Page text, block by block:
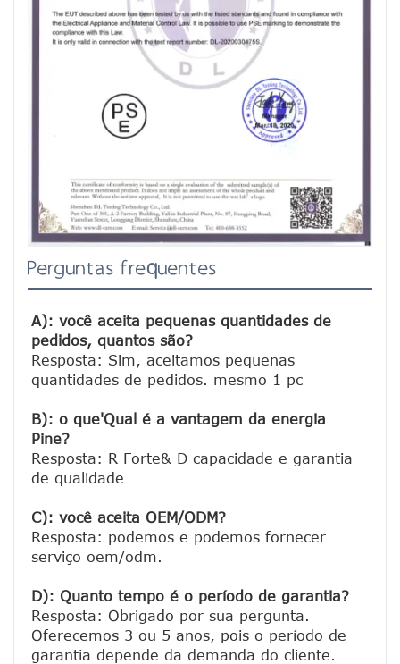
Perguntas frequentes
A): você aceita pequenas quantidades de
pedidos, quantos são?
Resposta: Sim, aceitamos pequenas
quantidades de pedidos. mesmo 1 pc
B): o que'Qual é a vantagem da energia
Pine?
Resposta: R Forte& D capacidade e garantia
de qualidade
C): você aceita OEM/ODM?
Resposta: podemos e podemos fornecer
serviço oem/odm.
D): Quanto tempo é o período de garantia?
Resposta: Obrigado por sua pergunta.
Oferecemos 3 ou 5 anos, pois o período de
garantia depende da demanda do cliente.